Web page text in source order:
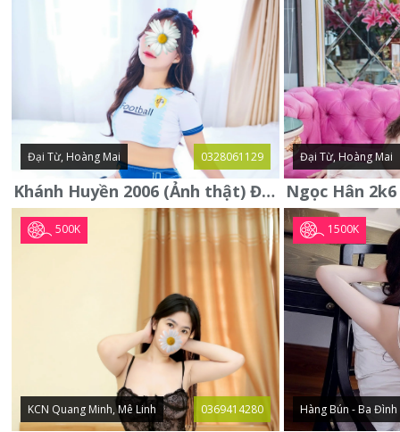
Đại Từ, Hoàng Mai 0328061129
Khánh Huyền 2006 (Ảnh thật) Đại từ - Hoàng Mai
Đại Từ, Hoàng Mai
500K
KCN Quang Minh, Mê Linh 0369414280
1500K
Hàng Bún - Ba Đình